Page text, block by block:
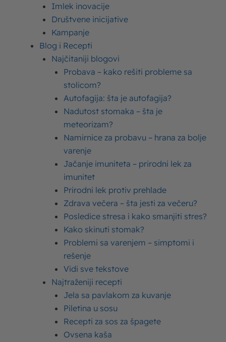
Imlek inovacije
Društvene inicijative
Kampanje
Blog i Recepti
Najčitaniji blogovi
Probava – kako rešiti probleme sa
stolicom?
Autofagija: šta je autofagija?
Nadutost stomaka – šta je
meteorizam?
Namirnice za probavu – hrana za bolje
varenje
Jačanje imuniteta – prirodni lek za
imunitet
Prirodni lek protiv prehlade
Zdrava večera – šta jesti za večeru?
Posledice stresa i kako smanjiti stres?
Kako skinuti stomak?
Problemi sa varenjem – simptomi i
rešenje
Vidi sve tekstove
Najtraženiji recepti
Jela sa pavlakom za kuvanje
Piletina u sosu
Recepti za sos za špagete
Ovsena kaša
Bosanska razljevuša –
kako se pravi pita ljevuša
po receptu naših baka?
Da li pamtite miris sveže pečene pite dok ulazite
u topao dom, nakon tek završene igre sa
Ljevuša je mnogima od nas bila omiljeno zimsko
jelo, upravo zbog
bogatog ukusa i meke
. Tradicionalan recept podrazumeva
svega nekoliko osnovnih sastojaka koje već
imate u frižideru – brašno, mlečne proizvode,
maslac i po koje jaje.
Ovaj slani delikates jepopularan širom
, a veruje se da je originalna receptura
nastala na području Bosne i Hercegovine, pa
otuda i naziv “
bosanska pita sa sirom